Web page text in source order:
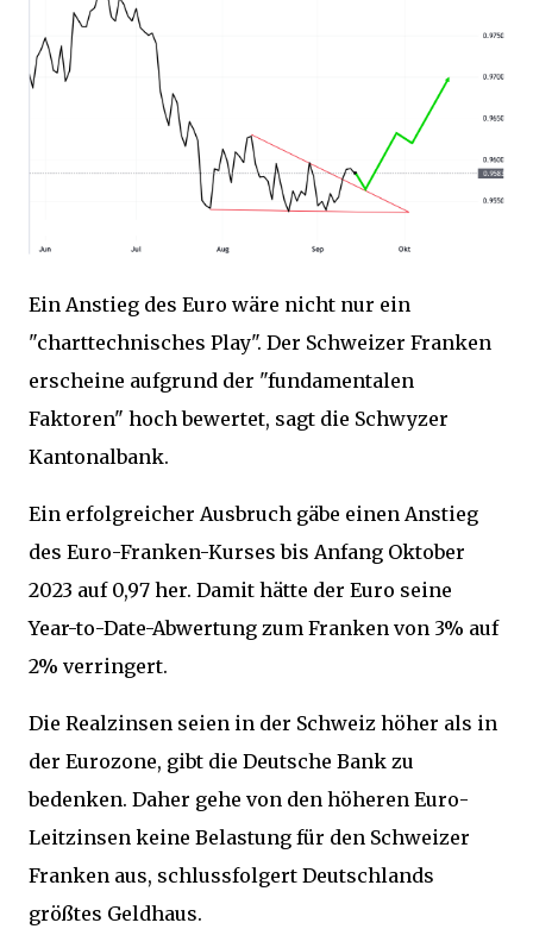
Ein Anstieg des Euro wäre nicht nur ein
"charttechnisches Play". Der Schweizer Franken
erscheine aufgrund der "fundamentalen
Faktoren" hoch bewertet, sagt die Schwyzer
Kantonalbank.
Ein erfolgreicher Ausbruch gäbe einen Anstieg
des Euro-Franken-Kurses bis Anfang Oktober
2023 auf 0,97 her. Damit hätte der Euro seine
Year-to-Date-Abwertung zum Franken von 3% auf
2% verringert.
Die Realzinsen seien in der Schweiz höher als in
der Eurozone, gibt die Deutsche Bank zu
bedenken. Daher gehe von den höheren Euro-
Leitzinsen keine Belastung für den Schweizer
Franken aus, schlussfolgert Deutschlands
größtes Geldhaus.